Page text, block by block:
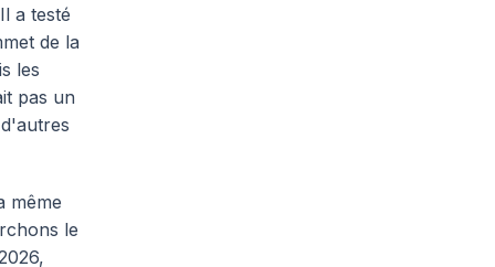
a testé
de la
les
pas un
même
le